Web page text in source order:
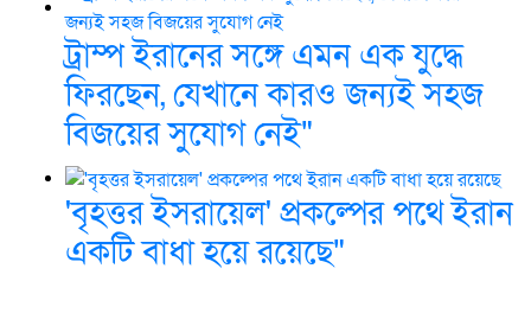
ট্রাম্প ইরানের সঙ্গে এমন এক যুদ্ধে
ফিরছেন, যেখানে কারও জন্যই সহজ
বিজয়ের সুযোগ নেই"
'বৃহত্তর ইসরায়েল' প্রকল্পের পথে ইরান
একটি বাধা হয়ে রয়েছে"